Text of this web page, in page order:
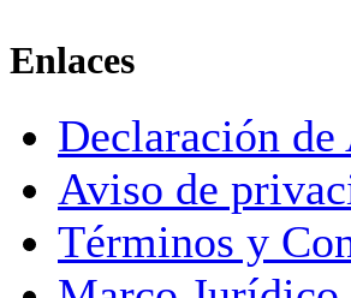
Enlaces
Declaración
Aviso de
Términos y